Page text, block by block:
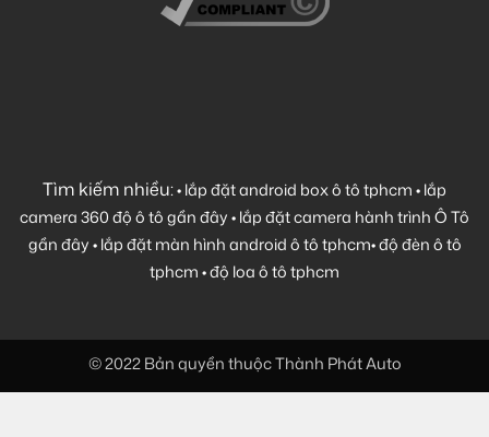
Tìm kiếm nhiều:•lắp đặt android box ô tô tphcm•lắp
camera 360 độ ô tô gần đây•lắp đặt camera hành trình Ô Tô
gần đây•lắp đặt màn hình android ô tô tphcm•độ đèn ô tô
tphcm•độ loa ô tô tphcm
© 2022 Bản quyền thuộc Thành Phát Auto